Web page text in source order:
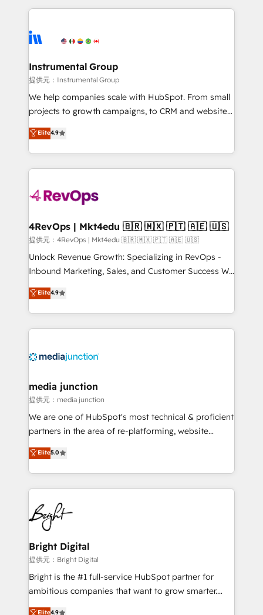
Ongoing Management: Monthly tune-ups, feature
rollouts, adoption coaching. Buying HubSpot,
built for the work.
service creative agencies in the HubSpot
winning design to build scalable, globally
marketing campaigns, & RevOps frameworks that
fuel long-term success We connect the entire
customer lifecycle through seamless integrations,
ensure long-term adoption with change-
and service to drive sustainable growth With 6 key
HubSpot accreditations and experience across
teams has worked with clients just like you Let’s
explore whether S2 is the partner you’ve been
looking for...and get your next big initiative moving!
Instrumental Group
提供元：Instrumental Group
We help companies scale with HubSpot. From small
projects to growth campaigns, to CRM and websites.
Hire an agency that's experienced in every inch of
HubSpot and willing to work hand-in-hand with your
team to simplify the complex and build a better
experience for your team and customers.
Elite4.9
4RevOps | Mkt4edu 🇧🇷 🇲🇽 🇵🇹 🇦🇪 🇺🇸
提供元：4RevOps | Mkt4edu 🇧🇷 🇲🇽 🇵🇹 🇦🇪 🇺🇸
Unlock Revenue Growth: Specializing in RevOps -
Inbound Marketing, Sales, and Customer Success We
specialize in driving revenue growth for companies
across industries through tailored marketing, sales,
and customer success strategies, utilizing RevOps
methodologies. As Latin America's largest HubSpot
offer unparalleled insights. Operating in five
Mexico, USA, and Portugal—we've executed over a
hundred successful operations. Our approach,
rooted in RevOps principles, integrates analysis,
training, planning, and qualification. Leveraging
inbound marketing tactics, we focus on
understanding, nurturing, and converting leads.
competitive market.
Elite4.9
media junction
提供元：media junction
We are one of HubSpot's most technical & proficient
partners in the area of re-platforming, website
design & development. We specialize in multi-hub
implementations for mid-market & enterprise
companies. We are woman-owned, powered by
coffee, and we ❤️ dogs. We produce award-winning
work for our clients. 🏆2023 Technical Expertise
Impact Award 🏆2022 Technical Expertise Impact
Award 🏆2022 Platform Migration Excellence Impact
Award 🏆2020 Elite Solutions Partner 🏆2019
Integrations HubSpot Impact Award 🏆2019
Marketing Enablement HubSpot Impact Award 🏆
2018 Website Design HubSpot Impact Award 🏆2017
Elite5.0
Bright Digital
提供元：Bright Digital
Bright is the #1 full-service HubSpot partner for
ambitious companies that want to grow smarter.
From HubSpot onboarding, to training, from
Elite4.9